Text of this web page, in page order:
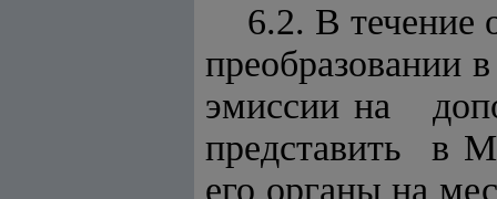
6.2. В течение
преобразовании
эмиссии на
представить в
его органы на